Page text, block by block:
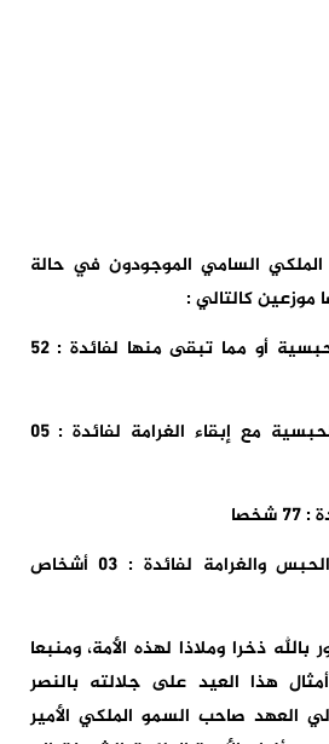
السامي الموجودون في حالة
– العفو من العقوبة الحبسية أو مما تبقى منها لفائدة : 52
– العفو من العقوبة الحبسية مع إبقاء الغرامة لفائدة : 05
– العفو من عقوبتي الحبس والغرامة لفائدة : 03 أشخاص
ذخرا وملاذا لهذه الأمة، ومنبعا
أمثال هذا العيد على جلالته بالنصر
العهد صاحب السمو الملكي الأمير